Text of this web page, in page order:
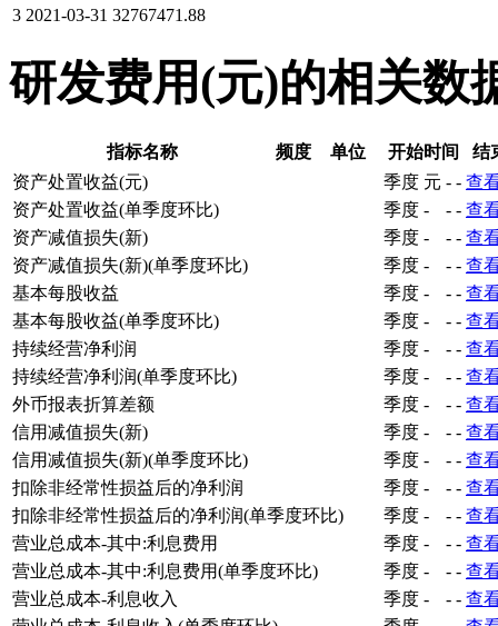
3 2021-03-31 32767471.88
研发费用(元)的相关数
指标名称 频度 单位 开始时间
结
资产处置收益(元)
季度 元 - - 查
资产处置收益(单季度环比)
季度 - - - 查
资产减值损失(新)
季度 - - - 查
资产减值损失(新)(单季度环比)
季度 - - - 查
基本每股收益
季度 - - - 查
基本每股收益(单季度环比)
季度 - - - 查
持续经营净利润
季度 - - - 查
持续经营净利润(单季度环比)
季度 - - - 查
外币报表折算差额
季度 - - - 查
信用减值损失(新)
季度 - - - 查
信用减值损失(新)(单季度环比)
季度 - - - 查
扣除非经常性损益后的净利润
季度 - - - 查
扣除非经常性损益后的净利润(单季度环比)
季度 - - - 查
营业总成本-其中:利息费用
季度 - - - 查
营业总成本-其中:利息费用(单季度环比)
季度 - - - 查
营业总成本-利息收入
季度 - - - 查